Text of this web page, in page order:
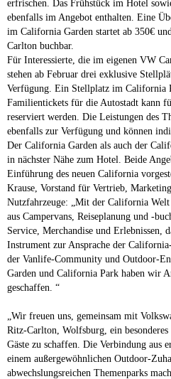
erfrischen. Das Frühstück im Hotel
ebenfalls im Angebot enthalten. Eine
im California Garden startet ab 350€
Carlton buchbar.
Für Interessierte, die im eigenen VW
stehen ab Februar drei exklusive
Verfügung. Ein Stellplatz im California
Familientickets für die Autostadt kann
reserviert werden. Die Leistungen des
ebenfalls zur Verfügung und können
Der California Garden als auch der
in nächster Nähe zum Hotel. Beide
Einführung des neuen California
Krause, Vorstand für Vertrieb,
Nutzfahrzeuge: „Mit der California
aus Campervans, Reiseplanung und -
Service, Merchandise und Erlebnissen,
Instrument zur Ansprache der
der Vanlife-Community und Outdoor-
Garden und California Park haben wir
geschaffen. “
„Wir freuen uns, gemeinsam mit
Ritz-Carlton, Wolfsburg, ein
Gäste zu schaffen. Die Verbindung aus
einem außergewöhnlichen Outdoor-
abwechslungsreichen Themenparks